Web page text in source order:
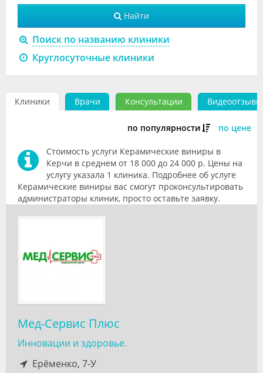
Форум
Клиники
Лаборатории
Найти
Поиск по названию клиники
Круглосуточные клиники
Клиники Врачи Консультации Видеоотзывы
по популярности по цене
Стоимость услуги Керамические виниры в
Керчи в среднем от 18 000 до 24 000 р. Цены на
услугу указала 1 клиника. Подробнее об услуге
Керамические виниры вас смогут проконсультировать
администраторы клиник, просто оставьте заявку.
Мед-Сервис Плюс
Инновации и здоровье.
Ерёменко, 7-У